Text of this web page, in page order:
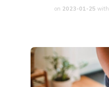
on 2023-01-25 with